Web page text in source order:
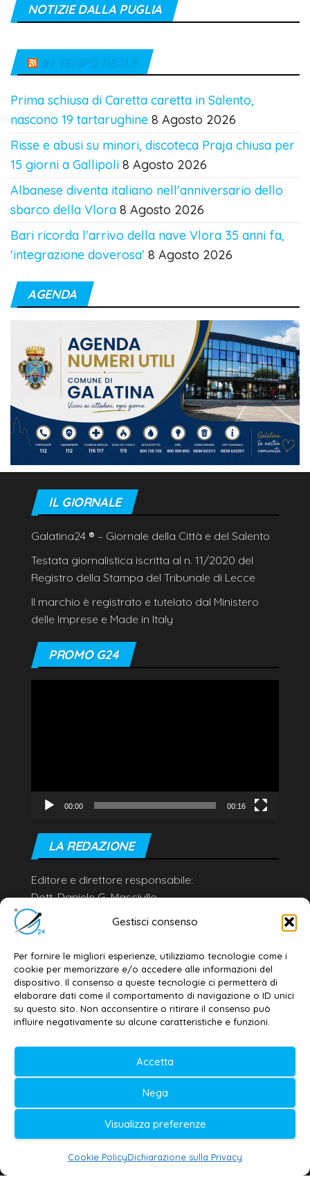
Gestisci consenso
Per fornire le migliori esperienze, utilizziamo tecnologie come i
cookie per memorizzare e/o accedere alle informazioni del
dispositivo. Il consenso a queste tecnologie ci permetterà di
elaborare dati come il comportamento di navigazione o ID unici
su questo sito. Non acconsentire o ritirare il consenso può
influire negativamente su alcune caratteristiche e funzioni.
Accetta
Nega
Visualizza preferenze
Cookie PolicyDichiarazione sulla Privacy
NOTIZIE DALLA PUGLIA
IN TEMPO REALE
Prima schiusa di Caretta caretta in Salento,
nascono 19 tartarughine 8 Agosto 2026
Risse e abusi su minori, discoteca Praja chiusa per
15 giorni a Gallipoli 8 Agosto 2026
Albanese diventa italiano nell'anniversario dello
sbarco della Vlora 8 Agosto 2026
Bari ricorda l'arrivo della nave Vlora 35 anni fa,
'integrazione doverosa' 8 Agosto 2026
AGENDA
IL GIORNALE
Galatina24 ® – Giornale della Città e del Salento
Testata giornalistica iscritta al n. 11/2020 del
Registro della Stampa del Tribunale di Lecce
Il marchio è registrato e tutelato dal Ministero
delle Imprese e Made in Italy
PROMO G24
00:00 00:16
LA REDAZIONE
Editore e direttore responsabile:
Dott. Daniele G. Masciullo
Email:
redazione@galatina24.it
Privacy policy–Cookie policy
© 2020-2026 | Galatina24 ®
Testata iscritta al n. 11/2020 Registro della
Stampa Tribunale di Lecce
Editore e direttore responsabile:
Daniele G. Masciullo
Galatina24 è marchio registrato dal Ministero
delle Imprese